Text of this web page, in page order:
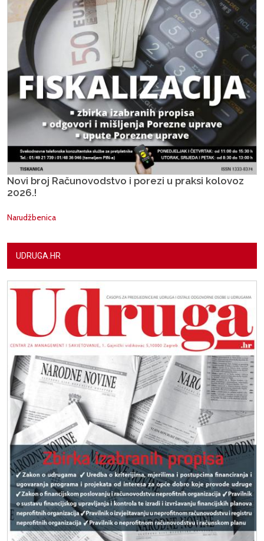
Novi broj Računovodstvo i porezi u praksi kolovoz
2026.!
Narudžbenica
UDRUGA.HR